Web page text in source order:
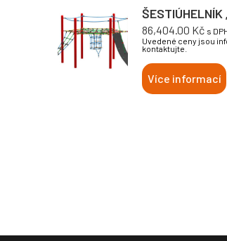
ŠESTIÚHELNÍK
86,404.00 Kč s
Uvedené ceny jsou
kontaktujte.
Více informací